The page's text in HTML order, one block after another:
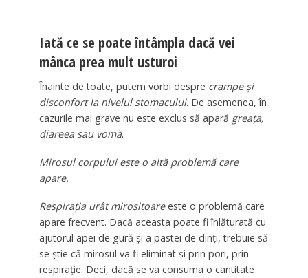
Iată ce se poate întâmpla dacă vei
mânca prea mult usturoi
Înainte de toate, putem vorbi despre crampe și
disconfort la nivelul stomacului. De asemenea, în
cazurile mai grave nu este exclus să apară greața,
diareea sau vomă.
Mirosul corpului este o altă problemă care
apare.
Respirația urât mirositoareeste o problemă care
apare frecvent. Dacă aceasta poate fi înlăturată cu
ajutorul apei de gură și a pastei de dinți, trebuie să
se știe că mirosul va fi eliminat și prin pori, prin
respirație. Deci, dacă se va consuma o cantitate